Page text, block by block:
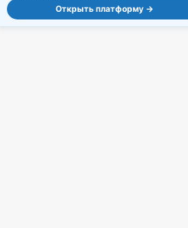
Открыть платформу →